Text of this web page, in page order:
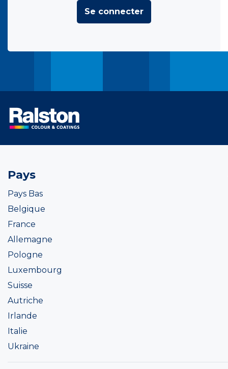
Se connecter
Pays
Pays Bas
Belgique
France
Allemagne
Pologne
Luxembourg
Suisse
Autriche
Irlande
Italie
Ukraine